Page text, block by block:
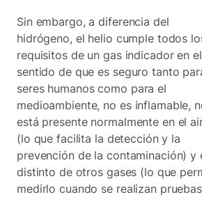
Sin embargo, a diferencia del
hidrógeno, el helio cumple todos
requisitos de un gas indicador en el
sentido de que es seguro tanto
seres humanos como para el
medioambiente, no es inflamable,
está presente normalmente en el
(lo que facilita la detección y la
prevención de la contaminación) y
distinto de otros gases (lo que
medirlo cuando se realizan